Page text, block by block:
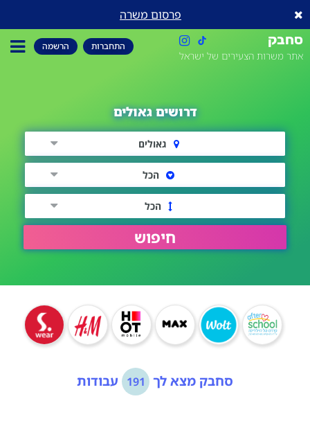
פרסום משרה
סחבק
אתר משרות הצעירים של ישראל
התחברות הרשמה
דרושים גאולים
גאולים
הכל
הכל
חיפוש
סחבק מצא לך 191 עבודות